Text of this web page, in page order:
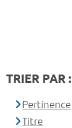
TRIER PAR :
Pertinence
Titre